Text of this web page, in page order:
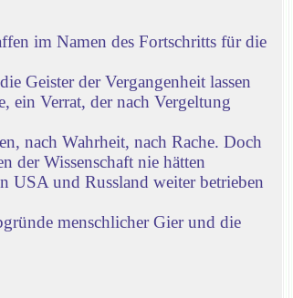
im Namen des Fortschritts für die
Geister der Vergangenheit lassen
ein Verrat, der nach Vergeltung
nach Wahrheit, nach Rache. Doch
der Wissenschaft nie hätten
USA und Russland weiter betrieben
menschlicher Gier und die